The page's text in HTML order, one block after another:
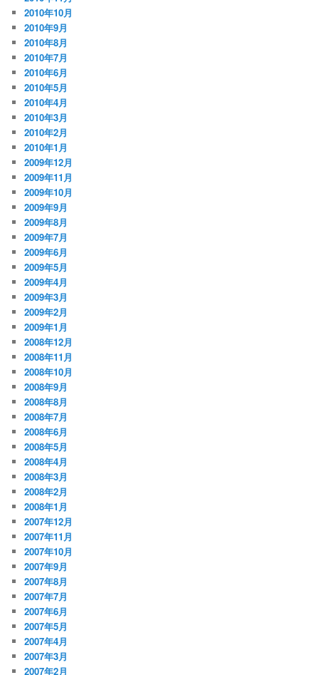
2010年10月
2010年9月
2010年8月
2010年7月
2010年6月
2010年5月
2010年4月
2010年3月
2010年2月
2010年1月
2009年12月
2009年11月
2009年10月
2009年9月
2009年8月
2009年7月
2009年6月
2009年5月
2009年4月
2009年3月
2009年2月
2009年1月
2008年12月
2008年11月
2008年10月
2008年9月
2008年8月
2008年7月
2008年6月
2008年5月
2008年4月
2008年3月
2008年2月
2008年1月
2007年12月
2007年11月
2007年10月
2007年9月
2007年8月
2007年7月
2007年6月
2007年5月
2007年4月
2007年3月
2007年2月